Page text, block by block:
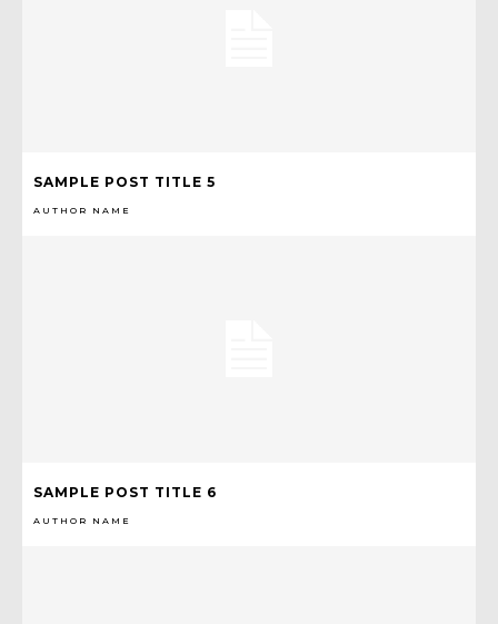
SAMPLE POST TITLE 5
AUTHOR NAME
SAMPLE POST TITLE 6
AUTHOR NAME